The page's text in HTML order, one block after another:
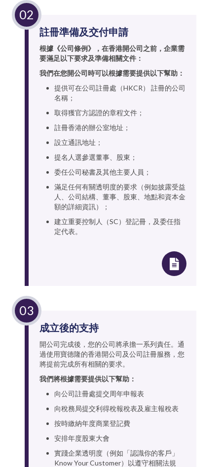
註冊準備及交付申請
根據《公司條例》，在香港開公司之前，企業需
要滿足以下要求及準備相關文件：
我們在您開公司時可以根據需要提供以下幫助：
提供可在公司註冊處（HKCR） 註冊的公司
名稱；
取得獲官方認證的章程文件；
註冊香港的辦公室地址；
設立通訊地址；
提名人選參選董事、股東；
委任公司秘書及其他主要人員；
滿足任何有關透明度的要求（例如披露受益
人、公司結構、董事、股東、地點和資本金
額的詳細資訊）；
建立重要控制人（SC）登記冊，及委任指
定代表。
成立後的支持
開公司完成後，您的公司將承擔一系列責任。通
過使用寶德隆的香港開公司及公司註冊服務，您
將提前完成所有相關的要求。
我們將根據需要提供以下幫助：
向公司註冊處提交周年申報表
向稅務局提交利得稅報稅表及雇主報稅表
按時繳納年度商業登記費
安排年度股東大會
實踐企業透明度（例如「認識你的客戶」
Know Your Customer）以遵守相關法規